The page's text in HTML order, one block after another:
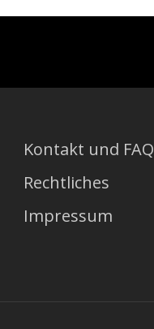
Kontakt und FAQ
Rechtliches
Impressum